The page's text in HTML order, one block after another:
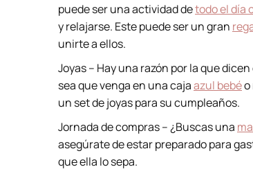
puede ser una actividad detodo el día
y relajarse. Este puede ser un gran
unirte a ellos.
Joyas – Hay una razón por la que
sea que venga en una cajaazul bebéo
un set de joyas para su cumpleaños.
Jornada de compras – ¿Buscas una
asegúrate de estar preparado para
que ella lo sepa.